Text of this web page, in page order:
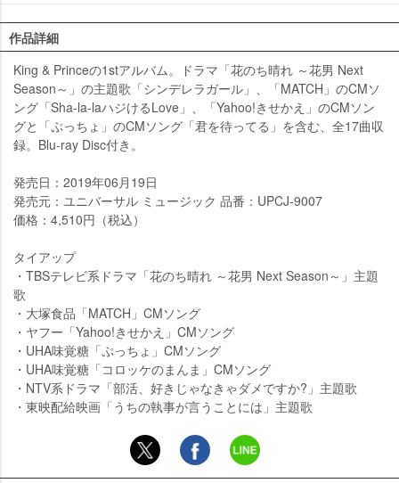
作品詳細
King & Princeの1stアルバム。ドラマ「花のち晴れ ～花男 Next
Season～」の主題歌「シンデレラガール」、「MATCH」のCMソ
ング「Sha-la-laハジけるLove」、「Yahoo!きせかえ」のCMソン
グと「ぷっちょ」のCMソング「君を待ってる」を含む、全17曲収
録。Blu-ray Disc付き。
発売日：2019年06月19日
発売元：ユニバーサル ミュージック 品番：UPCJ-9007
価格：4,510円（税込）
タイアップ
・TBSテレビ系ドラマ「花のち晴れ ～花男 Next Season～」主題
歌
・大塚食品「MATCH」CMソング
・ヤフー「Yahoo!きせかえ」CMソング
・UHA味覚糖「ぷっちょ」CMソング
・UHA味覚糖「コロッケのまんま」CMソング
・NTV系ドラマ「部活、好きじゃなきゃダメですか?」主題歌
・東映配給映画「うちの執事が言うことには」主題歌